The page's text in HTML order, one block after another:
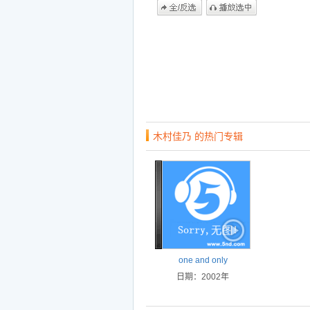
木村佳乃 的热门专辑
one and only
日期：2002年